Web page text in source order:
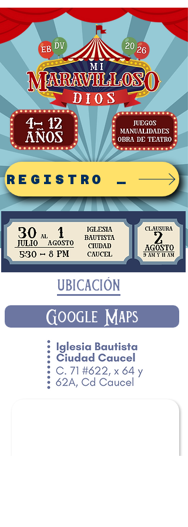
REGISTRO AQUI
ubicación
Google Maps